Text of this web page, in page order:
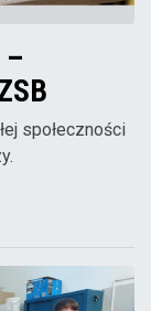
–
społeczności